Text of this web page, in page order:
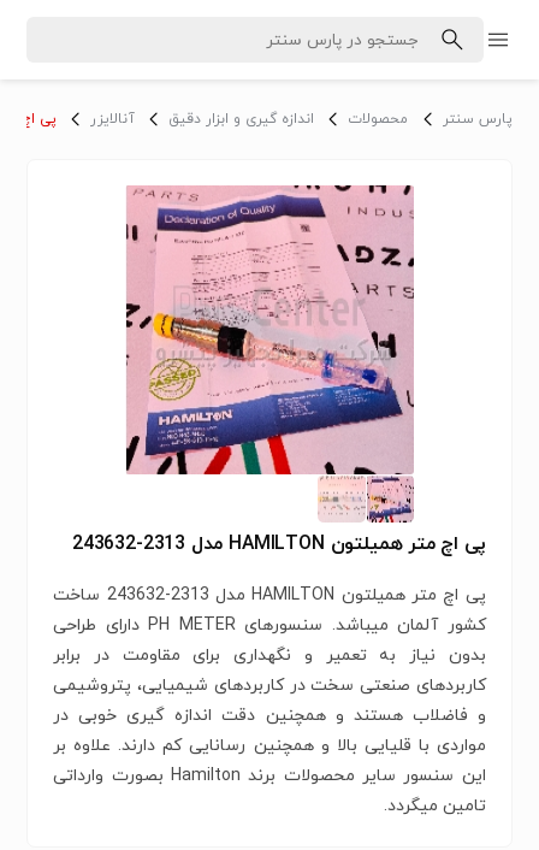
پارس سنتر محصولات اندازه گیری و ابزار دقیق آنالایزر پی اچ
پی اچ متر همیلتون HAMILTON مدل 2313-243632
پی اچ متر همیلتون HAMILTON مدل 2313-243632 ساخت
کشور آلمان میباشد. سنسورهای PH METER دارای طراحی
بدون نیاز به تعمیر و نگهداری برای مقاومت در برابر
کاربردهای صنعتی سخت در کاربردهای شیمیایی، پتروشیمی
و فاضلاب هستند و همچنین دقت اندازه گیری خوبی در
مواردی با قلیایی بالا و همچنین رسانایی کم دارند. علاوه بر
این سنسور سایر محصولات برند Hamilton بصورت وارداتی
تامین میگردد.